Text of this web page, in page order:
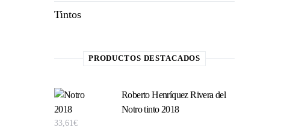
Tintos
PRODUCTOS DESTACADOS
Roberto Henríquez Rivera del
Notro tinto 2018
33,61€